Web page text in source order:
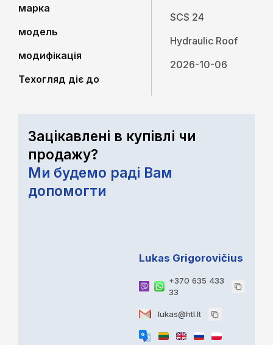
марка
модель
модифікація
Техогляд діє до
SCS 24
Hydraulic Roof
2026-10-06
Зацікавлені в купівлі чи
продажу?
Ми будемо раді Вам
допомогти
Lukas Grigorovičius
+370 635 433
33
lukas@htl.lt